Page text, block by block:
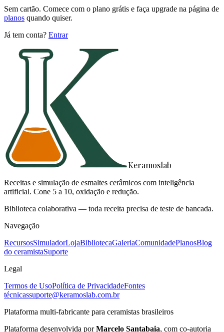
Sem cartão. Comece com o plano grátis e faça upgrade na página de
planos quando quiser.
Já tem conta? Entrar
Keramoslab
Receitas e simulação de esmaltes cerâmicos com inteligência
artificial. Cone 5 a 10, oxidação e redução.
Biblioteca colaborativa — toda receita precisa de teste de bancada.
Navegação
RecursosSimuladorLojaBibliotecaGaleriaComunidadePlanosBlog
do ceramistaSuporte
Legal
Termos de UsoPolítica de PrivacidadeFontes
técnicassuporte@keramoslab.com.br
Plataforma multi-fabricante para ceramistas brasileiros
Plataforma desenvolvida porMarcelo Santabaia, com co-autoria